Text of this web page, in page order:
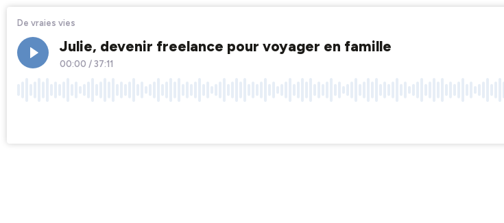
De vraies vies
Julie, devenir freelance pour voyager en famille
00:00 /37:11